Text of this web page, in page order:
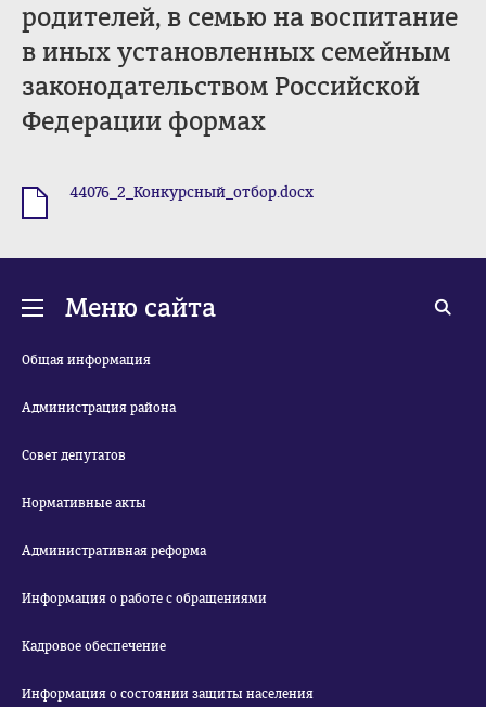
родителей, в семью на воспитание
в иных установленных семейным
законодательством Российской
Федерации формах
44076_2_Конкурсный_отбор.docx
Меню сайта
Общая информация
Администрация района
Совет депутатов
Нормативные акты
Административная реформа
Информация о работе с обращениями
Кадровое обеспечение
Информация о состоянии защиты населения